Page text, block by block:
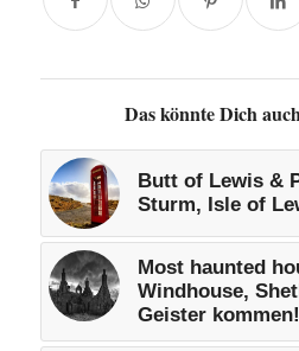
Das könnte Dich
Butt of Lewis &
Sturm, Isle of
Most haunted
Windhouse,
Geister kommen!